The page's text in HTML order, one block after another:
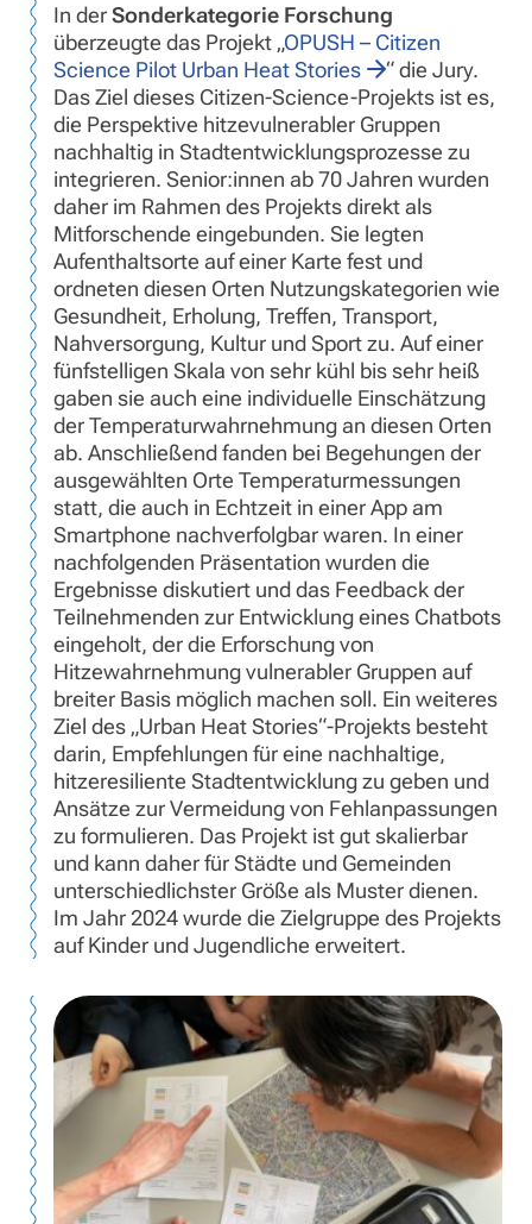
In derSonderkategorie Forschung
überzeugte das Projekt „OPUSH – Citizen
Science Pilot Urban Heat Stories
“ die Jury.
Das Ziel dieses Citizen-Science-Projekts ist es,
die Perspektive hitzevulnerabler Gruppen
nachhaltig in Stadtentwicklungsprozesse zu
integrieren. Senior:innen ab 70 Jahren wurden
daher im Rahmen des Projekts direkt als
Mitforschende eingebunden. Sie legten
Aufenthaltsorte auf einer Karte fest und
ordneten diesen Orten Nutzungskategorien wie
Gesundheit, Erholung, Treffen, Transport,
Nahversorgung, Kultur und Sport zu. Auf einer
fünfstelligen Skala von sehr kühl bis sehr heiß
gaben sie auch eine individuelle Einschätzung
der Temperaturwahrnehmung an diesen Orten
ab. Anschließend fanden bei Begehungen der
ausgewählten Orte Temperaturmessungen
statt, die auch in Echtzeit in einer App am
Smartphone nachverfolgbar waren. In einer
nachfolgenden Präsentation wurden die
Ergebnisse diskutiert und das Feedback der
Teilnehmenden zur Entwicklung eines Chatbots
eingeholt, der die Erforschung von
Hitzewahrnehmung vulnerabler Gruppen auf
breiter Basis möglich machen soll. Ein weiteres
Ziel des „Urban Heat Stories“-Projekts besteht
darin, Empfehlungen für eine nachhaltige,
hitzeresiliente Stadtentwicklung zu geben und
Ansätze zur Vermeidung von Fehlanpassungen
zu formulieren. Das Projekt ist gut skalierbar
und kann daher für Städte und Gemeinden
unterschiedlichster Größe als Muster dienen.
Im Jahr 2024 wurde die Zielgruppe des Projekts
auf Kinder und Jugendliche erweitert.